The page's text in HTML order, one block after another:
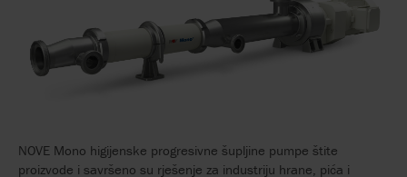
NOVE Mono higijenske progresivne šupljine pumpe štite
proizvode i savršeno su rješenje za industriju hrane, pića i